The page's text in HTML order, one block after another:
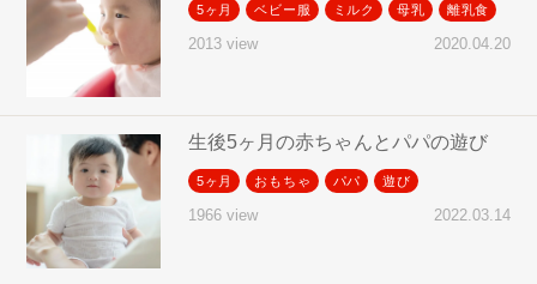
5ヶ月 ベビー服 ミルク 母乳 離乳食
2013 view 2020.04.20
生後5ヶ月の赤ちゃんとパパの遊び
5ヶ月 おもちゃ パパ 遊び
1966 view 2022.03.14